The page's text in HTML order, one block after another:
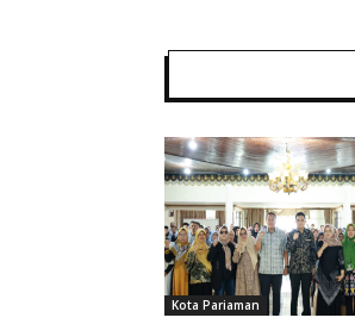
Kota Pariaman